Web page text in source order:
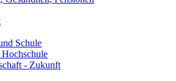
Schule
- Zukunft